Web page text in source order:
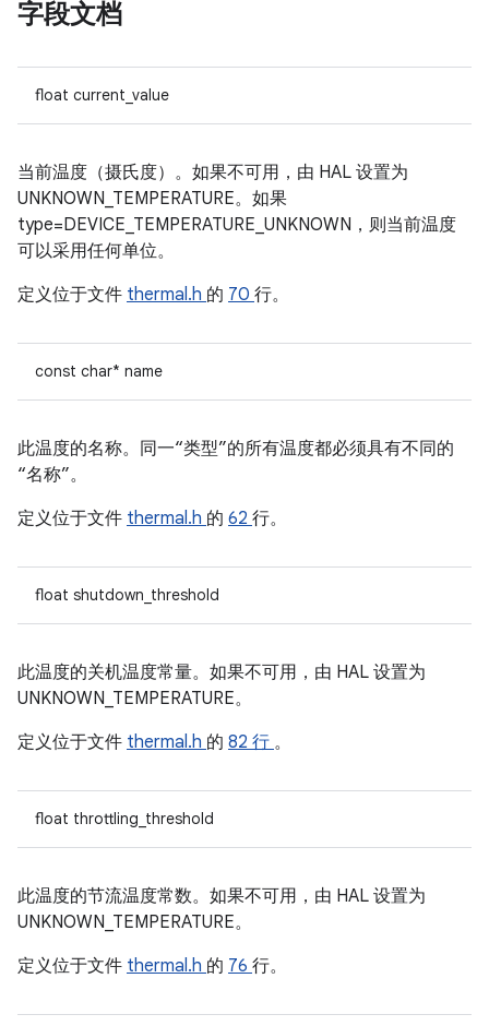
字段文档
float current_value
当前温度（摄氏度）。如果不可用，由 HAL 设置为
UNKNOWN_TEMPERATURE。如果
type=DEVICE_TEMPERATURE_UNKNOWN，则当前温度
可以采用任何单位。
定义位于文件 thermal.h 的 70 行。
const char* name
此温度的名称。同一“类型”的所有温度都必须具有不同的
“名称”。
定义位于文件 thermal.h 的 62 行。
float shutdown_threshold
此温度的关机温度常量。如果不可用，由 HAL 设置为
UNKNOWN_TEMPERATURE。
定义位于文件 thermal.h 的 82 行 。
float throttling_threshold
此温度的节流温度常数。如果不可用，由 HAL 设置为
UNKNOWN_TEMPERATURE。
定义位于文件 thermal.h 的 76 行。